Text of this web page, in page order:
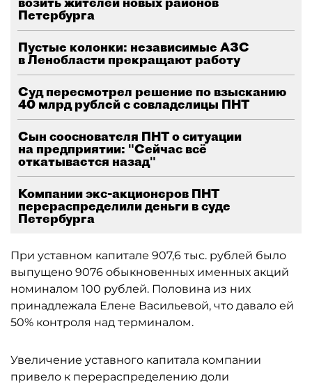
Петербурга
Пустые колонки: независимые АЗС
в Ленобласти прекращают работу
Суд пересмотрел решение по взысканию
40 млрд рублей с совладелицы ПНТ
Сын сооснователя ПНТ о ситуации
на предприятии: "Сейчас всё
откатывается назад"
Компании экс-акционеров ПНТ
перераспределили деньги в суде
Петербурга
При уставном капитале 907,6 тыс. рублей было
выпущено 9076 обыкновенных именных акций
номиналом 100 рублей. Половина из них
принадлежала Елене Васильевой, что давало ей
50% контроля над терминалом.
Увеличение уставного капитала компании
привело к перераспределению доли